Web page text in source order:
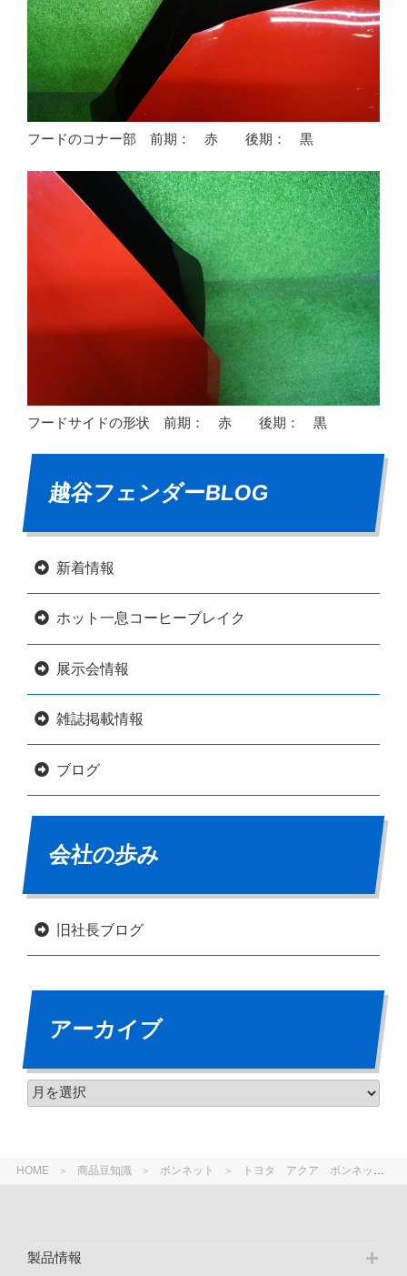
HOME 商品豆知識 ボンネット トヨタ アクア ボンネット ＮＨＰ10 前期・中期・後期の見分け方
フードのコナー部 前期： 赤 後期： 黒
フードサイドの形状 前期： 赤 後期： 黒
越谷フェンダーBLOG
新着情報
ホット一息コーヒーブレイク
展示会情報
雑誌掲載情報
ブログ
会社の歩み
旧社長ブログ
アーカイブ
製品情報